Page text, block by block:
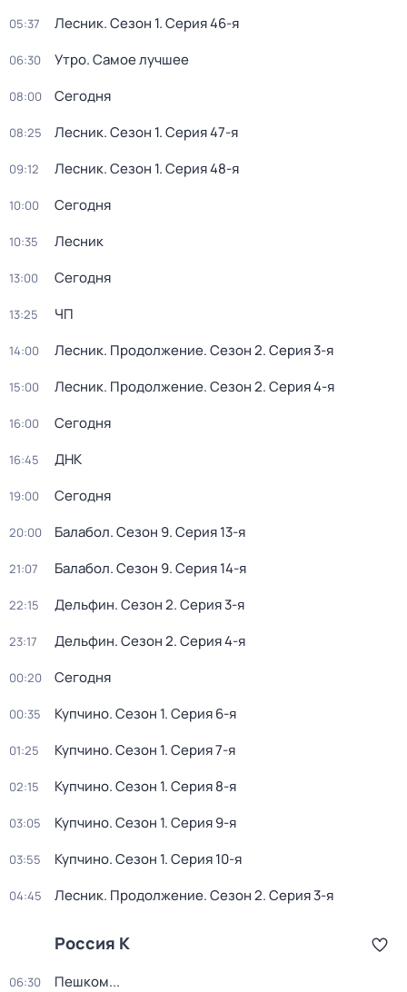
05:37 Лесник. Сезон 1. Серия 46-я
06:30 Утро. Самое лучшее
08:00 Сегодня
08:25 Лесник. Сезон 1. Серия 47-я
09:12 Лесник. Сезон 1. Серия 48-я
10:00 Сегодня
10:35 Лесник
13:00 Сегодня
13:25 ЧП
14:00 Лесник. Продолжение. Сезон 2. Серия 3-я
15:00 Лесник. Продолжение. Сезон 2. Серия 4-я
16:00 Сегодня
16:45 ДНК
19:00 Сегодня
20:00 Балабол. Сезон 9. Серия 13-я
21:07 Балабол. Сезон 9. Серия 14-я
22:15 Дельфин. Сезон 2. Серия 3-я
23:17 Дельфин. Сезон 2. Серия 4-я
00:20 Сегодня
00:35 Купчино. Сезон 1. Серия 6-я
01:25 Купчино. Сезон 1. Серия 7-я
02:15 Купчино. Сезон 1. Серия 8-я
03:05 Купчино. Сезон 1. Серия 9-я
03:55 Купчино. Сезон 1. Серия 10-я
04:45 Лесник. Продолжение. Сезон 2. Серия 3-я
Россия К
06:30 Пешком...